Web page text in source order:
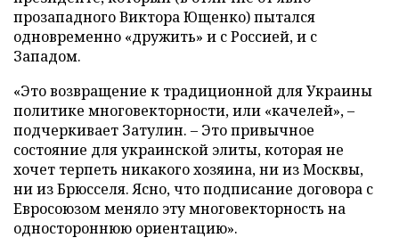
прозападного Виктора Ющенко) пытался
одновременно «дружить» и с Россией, и с
Западом.
«Это возвращение к традиционной для Украины
политике многовекторности, или «качелей», –
подчеркивает Затулин. – Это привычное
состояние для украинской элиты, которая не
хочет терпеть никакого хозяина, ни из Москвы,
ни из Брюсселя. Ясно, что подписание договора с
Евросоюзом меняло эту многовекторность на
одностороннюю ориентацию».